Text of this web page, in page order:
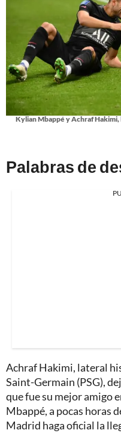
Kylian Mbappé y Achraf Hakimi,
Palabras de
Achraf Hakimi, lateral
Saint-Germain (PSG),
que fue su mejor amigo
Mbappé, a pocas horas
Madrid haga oficial la